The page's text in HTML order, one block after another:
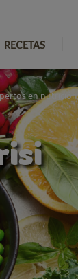
RECETAS
en nutrición